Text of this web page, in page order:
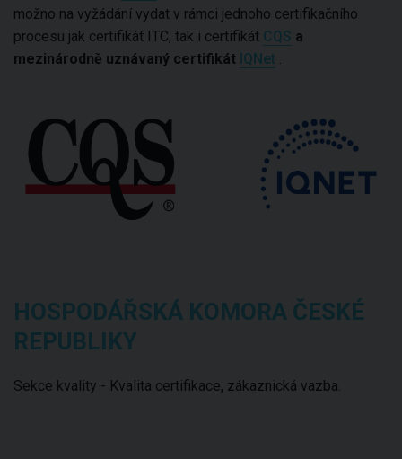
možno na vyžádání vydat v rámci jednoho certifikačního
procesu jak certifikát ITC, tak i certifikát CQS a
mezinárodně uznávaný certifikát IQNet .
HOSPODÁŘSKÁ KOMORA ČESKÉ
REPUBLIKY
Sekce kvality - Kvalita certifikace, zákaznická vazba.